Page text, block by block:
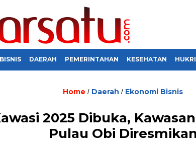
DAERAH PEMERINTAHAN KESEHATAN
Home / Daerah / Ekonomi Bisnis
2025 Dibuka,
Pulau Obi